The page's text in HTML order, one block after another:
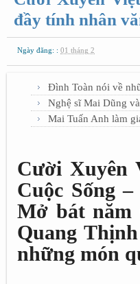
đầy tính nhân
Ngày đăng: : 01 tháng 2
Đình Toàn nói về
Nghệ sĩ Mai Dũng
Mai Tuấn Anh làm
Cười Xuyên
Cuộc Sống
Mở bát năm
Quang
những món